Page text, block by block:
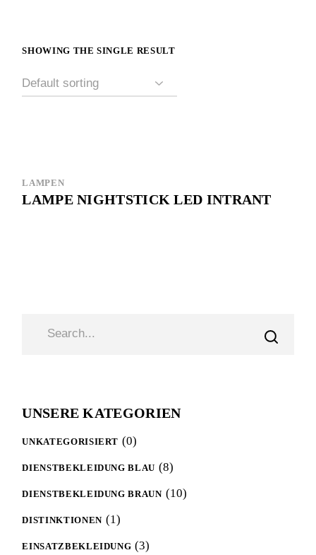
SHOWING THE SINGLE RESULT
LAMPEN
LAMPE NIGHTSTICK LED INTRANT
UNSERE KATEGORIEN
UNKATEGORISIERT 00
products
DIENSTBEKLEIDUNG BLAU 88
products
DIENSTBEKLEIDUNG BRAUN 1010
products
DISTINKTIONEN 11
product
EINSATZBEKLEIDUNG 33